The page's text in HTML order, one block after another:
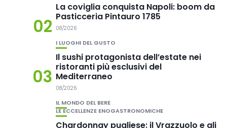
02
La coviglia conquista Napoli: boom da
Pasticceria Pintauro 1785
08/2026
03
I LUOGHI DEL GUSTO
Il sushi protagonista dell’estate nei
ristoranti più esclusivi del
Mediterraneo
08/2026
IL MONDO DEL BERE
LE ECCELLENZE ENOGASTRONOMICHE
Chardonnay pugliese: il Vrazzuolo e gli